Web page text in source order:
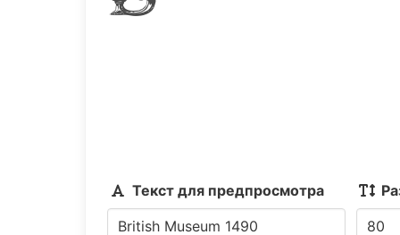
Текст для предпросмотра